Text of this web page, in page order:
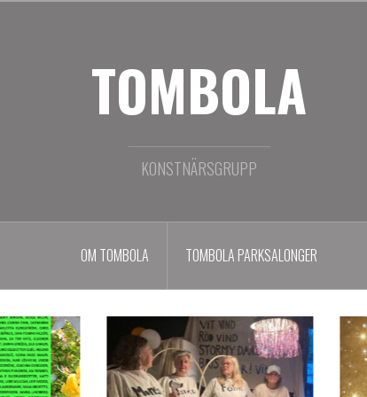
TOMBOLA
KONSTNÄRSGRUPP
OM TOMBOLA TOMBOLA PARKSALONGER